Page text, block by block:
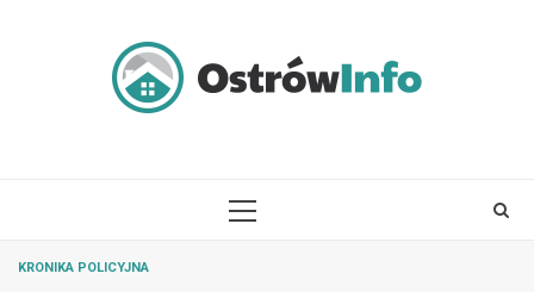
PRIMARY
KRONIKA POLICYJNA